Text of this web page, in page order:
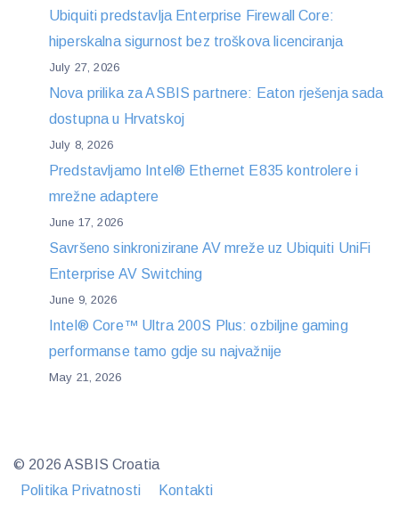
Ubiquiti predstavlja Enterprise Firewall Core:
hiperskalna sigurnost bez troškova licenciranja
July 27, 2026
Nova prilika za ASBIS partnere: Eaton rješenja sada
dostupna u Hrvatskoj
July 8, 2026
Predstavljamo Intel® Ethernet E835 kontrolere i
mrežne adaptere
June 17, 2026
Savršeno sinkronizirane AV mreže uz Ubiquiti UniFi
Enterprise AV Switching
June 9, 2026
Intel® Core™ Ultra 200S Plus: ozbiljne gaming
performanse tamo gdje su najvažnije
May 21, 2026
© 2026 ASBIS Croatia
Politika Privatnosti
Kontakti